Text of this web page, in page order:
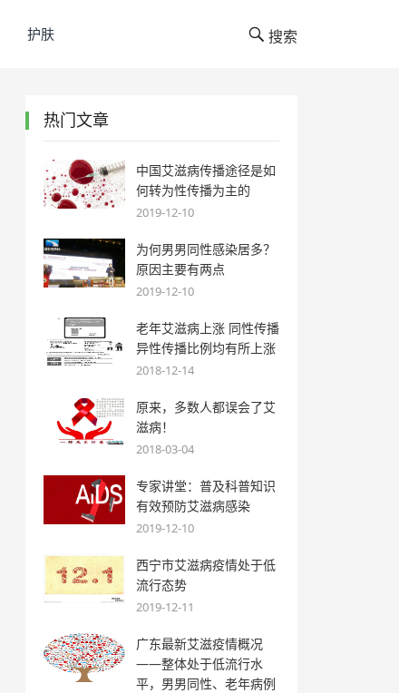
护肤 搜索
热门文章
中国艾滋病传播途径是如
何转为性传播为主的
2019-12-10
为何男男同性感染居多？
原因主要有两点
2019-12-10
老年艾滋病上涨 同性传播
异性传播比例均有所上涨
2018-12-14
原来，多数人都误会了艾
滋病！
2018-03-04
专家讲堂：普及科普知识
有效预防艾滋病感染
2019-12-10
西宁市艾滋病疫情处于低
流行态势
2019-12-11
广东最新艾滋疫情概况
——整体处于低流行水
平，男男同性、老年病例